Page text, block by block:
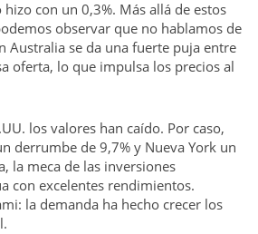
con un 0,3%. Más allá de estos
observar que no hablamos de
Australia se da una fuerte puja entre
oferta, lo que impulsa los precios al
los valores han caído. Por caso,
derrumbe de 9,7% y Nueva York un
la meca de las inversiones
con excelentes rendimientos.
la demanda ha hecho crecer los